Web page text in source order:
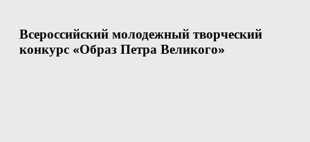
Всероссийский молодежный творческий
конкурс «Образ Петра Великого»